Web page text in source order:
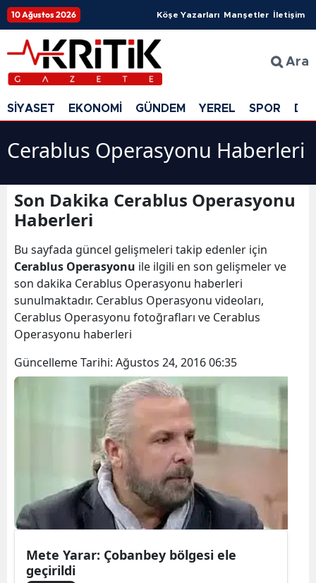
10 Ağustos 2026 Köşe Yazarları Manşetler İletişim
Ara
SİYASET EKONOMİ GÜNDEM YEREL SPOR
Cerablus Operasyonu Haberleri
Son Dakika Cerablus Operasyonu
Haberleri
Bu sayfada güncel gelişmeleri takip edenler için
Cerablus Operasyonu ile ilgili en son gelişmeler ve
son dakika Cerablus Operasyonu haberleri
sunulmaktadır. Cerablus Operasyonu videoları,
Cerablus Operasyonu fotoğrafları ve Cerablus
Operasyonu haberleri
Güncelleme Tarihi: Ağustos 24, 2016 06:35
Mete Yarar: Çobanbey bölgesi ele
geçirildi